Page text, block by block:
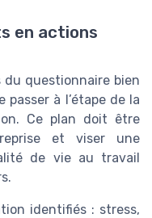
en actions
du questionnaire bien
à l’étape de la
Ce plan doit être
et viser une
de vie au travail
identifiés : stress,